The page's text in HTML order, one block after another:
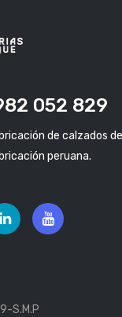
052 829
de calzados
peruana.
S.M.P